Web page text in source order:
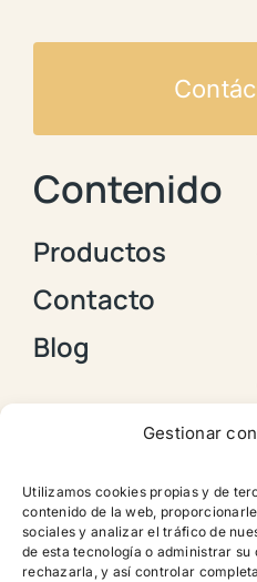
Gestionar
Utilizamos cookies propias y de
contenido de la web,
sociales y analizar el tráfico de
de esta tecnología o administrar
rechazarla, y así controlar
Contenido
Productos
Contacto
Blog